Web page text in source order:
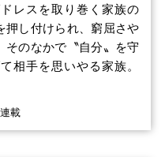
レスを取り巻く家族の
押し付けられ、窮屈さや
そのなかで〝自分〟を守
相手を思いやる家族。
載